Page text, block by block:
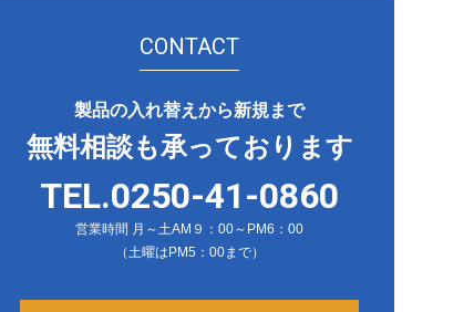
CONTACT
製品の入れ替えから新規まで
無料相談も承っております
TEL.0250-41-0860
営業時間 月～土AM９：00～PM6：00
（土曜はPM5：00まで）